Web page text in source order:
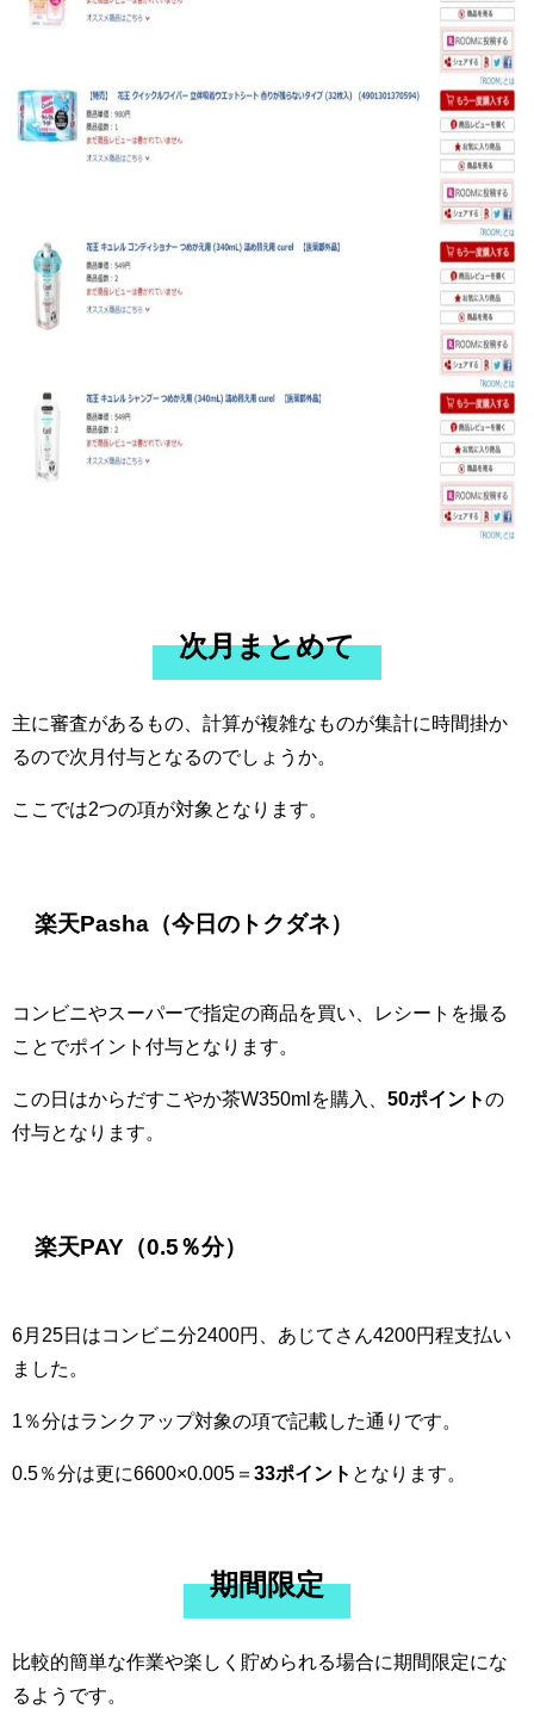
次月まとめて
主に審査があるもの、計算が複雑なものが集計に時間掛か
るので次月付与となるのでしょうか。
ここでは2つの項が対象となります。
楽天Pasha（今日のトクダネ）
コンビニやスーパーで指定の商品を買い、レシートを撮る
ことでポイント付与となります。
この日はからだすこやか茶W350mlを購入、 50ポイントの
付与となります。
楽天PAY（0.5％分）
6月25日はコンビニ分2400円、あじてさん4200円程支払い
ました。
1％分はランクアップ対象の項で記載した通りです。
0.5％分は更に6600×0.005＝ 33ポイント となります。
期間限定
比較的簡単な作業や楽しく貯められる場合に期間限定にな
るようです。